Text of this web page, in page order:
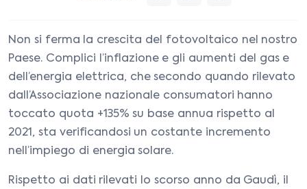
Non si ferma la crescita del fotovoltaico nel nostro
Paese. Complici l’inflazione e gli aumenti del gas e
dell’energia elettrica, che secondo quando rilevato
dall’Associazione nazionale consumatori hanno
toccato quota +135% su base annua rispetto al
2021, sta verificandosi un costante incremento
nell’impiego di energia solare.
Rispetto ai dati rilevati lo scorso anno da Gaudì, il